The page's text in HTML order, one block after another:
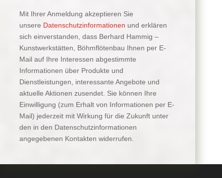
Mit Ihrer Anmeldung akzeptieren Sie
unsere Datenschutzinformationen und erklären
sich einverstanden, dass Berhard Hammig –
Kunstwerkstätten, Böhmflötenbau Ihnen per E-
Mail auf Ihre Interessen abgestimmte
Informationen über Produkte und
Dienstleistungen, interessante Angebote und
aktuelle Aktionen zusendet. Sie können Ihre
Einwilligung (zum Erhalt von Informationen per E-
Mail) jederzeit mit Wirkung für die Zukunft unter
den in den Datenschutzinformationen
angegebenen Kontakten widerrufen.